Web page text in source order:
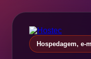
Hospedagem, e-